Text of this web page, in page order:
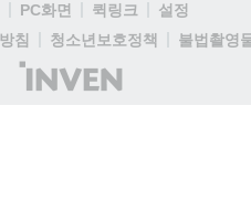
PC화면 퀵링크
설정
침 청소년보호정책
불법촬영
(주)
인